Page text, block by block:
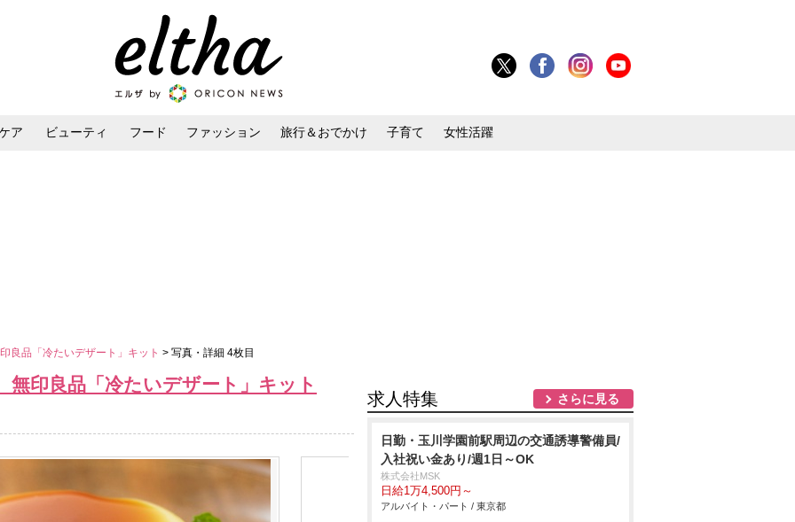
ア ビューティ フード ファッション 旅行＆おでかけ 子育て 女性活躍
良品「冷たいデザート」キット > 写真・詳細 4枚目
印良品「冷たいデザート」キット
求人特集 さらに見る
日勤・玉川学園前駅周辺の交通誘導警備員/
入社祝い金あり/週1日～OK
株式会社MSK
日給1万4,500円～
アルバイト・パート / 東京都